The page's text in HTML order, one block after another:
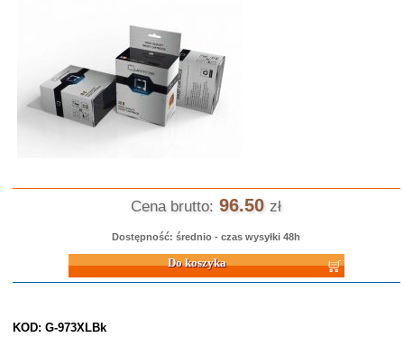
Cena brutto: 96.50 zł
Dostępność: średnio - czas wysyłki 48h
Do koszyka
KOD: G-973XLBk